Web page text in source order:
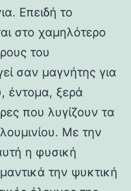
Επειδή το
στο χαμηλότερο
του
σαν μαγνήτης για
έντομα, ξερά
που λυγίζουν τα
Με την
η φυσική
την ψυκτική